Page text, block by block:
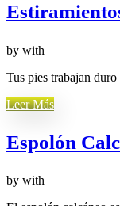
by with
Tus pies trabajan
Leer Más
Espolón
by with